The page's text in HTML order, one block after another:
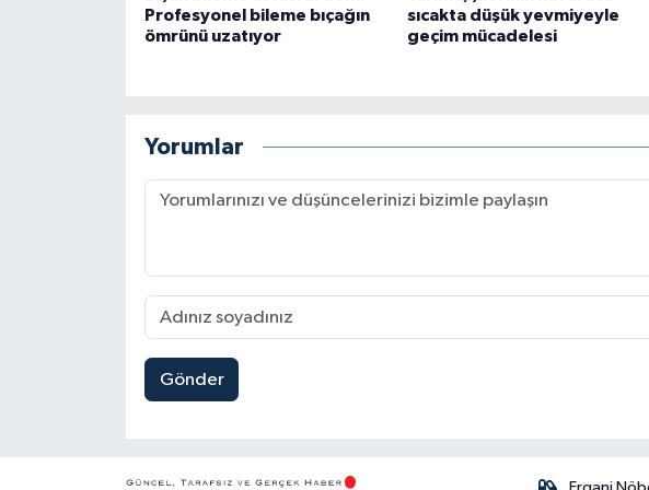
Profesyonel bileme bıçağın
ömrünü uzatıyor
sıcakta düşük yevmiyeyle
geçim mücadelesi
Yorumlar
Gönder